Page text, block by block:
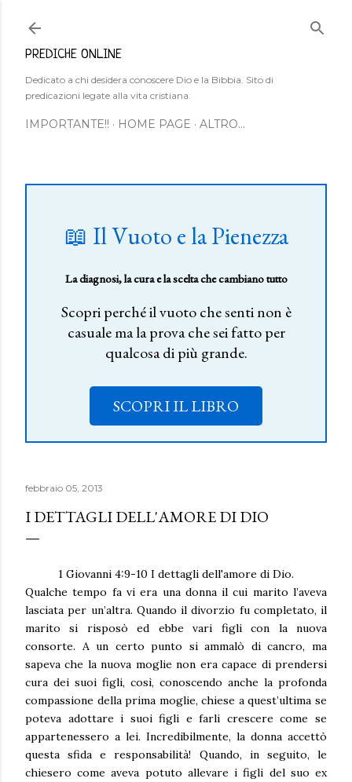
PREDICHE ONLINE
Dedicato a chi desidera conoscere Dio e la Bibbia. Sito di
predicazioni legate alla vita cristiana.
IMPORTANTE!! HOME PAGE ALTRO…
📖 Il Vuoto e la Pienezza
La diagnosi, la cura e la scelta che cambiano tutto
Scopri perché il vuoto che senti non è
casuale ma la prova che sei fatto per
qualcosa di più grande.
SCOPRI IL LIBRO
febbraio 05, 2013
I DETTAGLI DELL'AMORE DI DIO
1 Giovanni 4:9-10 I dettagli dell'amore di Dio.
Qualche tempo fa vi era una donna il cui marito l’aveva
lasciata per un’altra. Quando il divorzio fu completato, il
marito si risposò ed ebbe vari figli con la nuova
consorte. A un certo punto si ammalò di cancro, ma
sapeva che la nuova moglie non era capace di prendersi
cura dei suoi figli, così, conoscendo anche la profonda
compassione della prima moglie, chiese a quest’ultima se
poteva adottare i suoi figli e farli crescere come se
appartenessero a lei. Incredibilmente, la donna accettò
questa sfida e responsabilità! Quando, in seguito, le
chiesero come aveva potuto allevare i figli del suo ex